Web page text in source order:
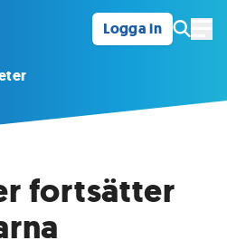
Logga in
fortsätter